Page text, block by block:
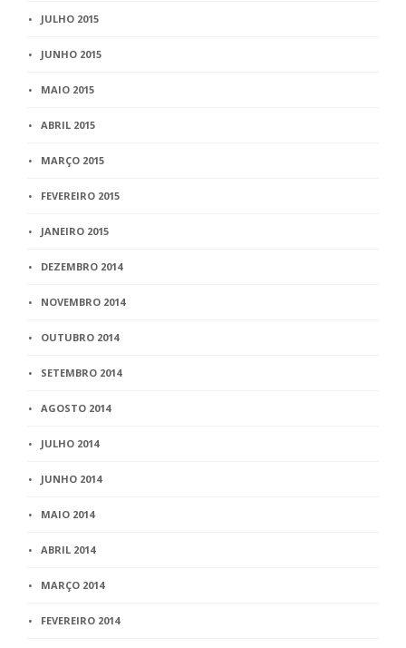
JULHO 2015
JUNHO 2015
MAIO 2015
ABRIL 2015
MARÇO 2015
FEVEREIRO 2015
JANEIRO 2015
DEZEMBRO 2014
NOVEMBRO 2014
OUTUBRO 2014
SETEMBRO 2014
AGOSTO 2014
JULHO 2014
JUNHO 2014
MAIO 2014
ABRIL 2014
MARÇO 2014
FEVEREIRO 2014